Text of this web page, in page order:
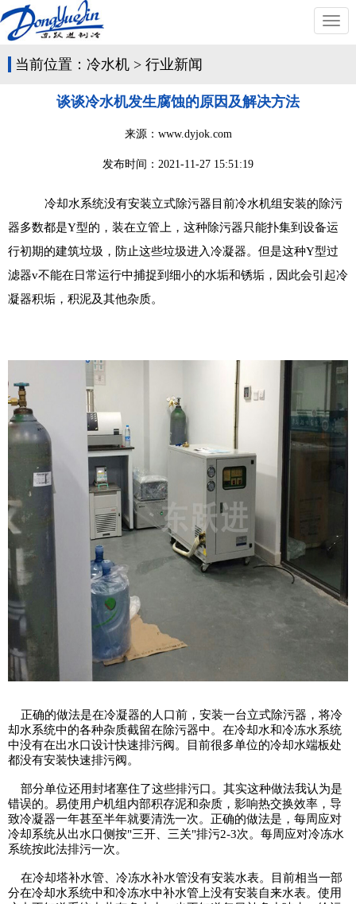
切
换
当前位置： 冷水机 > 行业新闻
谈谈冷水机发生腐蚀的原因及解决方法
来源：www.dyjok.com
发布时间： 2021-11-27 15:51:19
冷却水系统没有安装立式除污器目前冷水机组安装的除污
器多数都是Y型的，装在立管上，这种除污器只能扑集到设备运
行初期的建筑垃圾，防止这些垃圾进入冷凝器。但是这种Y型过
滤器v不能在日常运行中捕捉到细小的水垢和锈垢，因此会引起冷
凝器积垢，积泥及其他杂质。
正确的做法是在冷凝器的人口前，安装一台立式除污器，将冷
却水系统中的各种杂质截留在除污器中。在冷却水和冷冻水系统
中没有在出水口设计快速排污阀。目前很多单位的冷却水端板处
都没有安装快速排污阀。
部分单位还用封堵塞住了这些排污口。其实这种做法我认为是
错误的。易使用户机组内部积存泥和杂质，影响热交换效率，导
致冷凝器一年甚至半年就要清洗一次。正确的做法是，每周应对
冷却系统从出水口侧按"三开、三关"排污2-3次。每周应对冷冻水
系统按此法排污一次。
在冷却塔补水管、冷冻水补水管没有安装水表。目前相当一部
分在冷却水系统中和冷冻水中补水管上没有安装自来水表。使用